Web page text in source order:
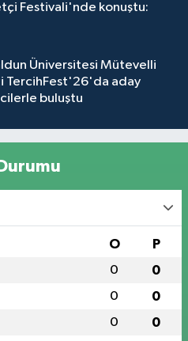
Festivali'nde konuştu:
Üniversitesi Mütevelli
TercihFest'26'da aday
buluştu
O P
0 0
0 0
0 0